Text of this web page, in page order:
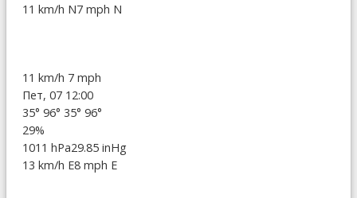
11 km/h N7 mph N
11 km/h 7 mph
Пет, 07 12:00
35° 96° 35° 96°
29%
1011 hPa29.85 inHg
13 km/h E8 mph E